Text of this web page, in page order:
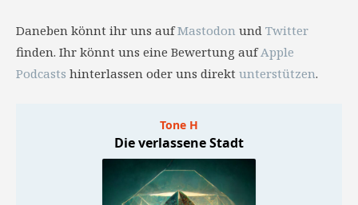
Daneben könnt ihr uns aufMastodon und Twitter
finden. Ihr könnt uns eine Bewertung aufApple
Podcasts hinterlassen oder uns direkt unterstützen.